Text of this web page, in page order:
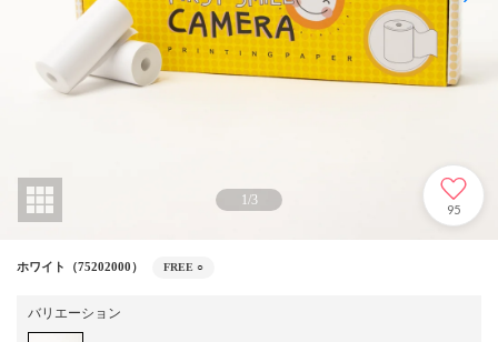
1/3
95
ホワイト（75202000） FREE ○
バリエーション